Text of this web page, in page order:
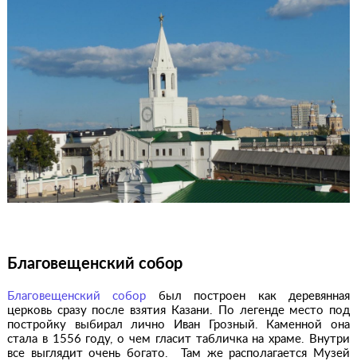
Благовещенский собор
Благовещенский собор был построен как деревянная
церковь сразу после взятия Казани. По легенде место под
постройку выбирал лично Иван Грозный. Каменной она
стала в 1556 году, о чем гласит табличка на храме. Внутри
все выглядит очень богато. Там же располагается Музей